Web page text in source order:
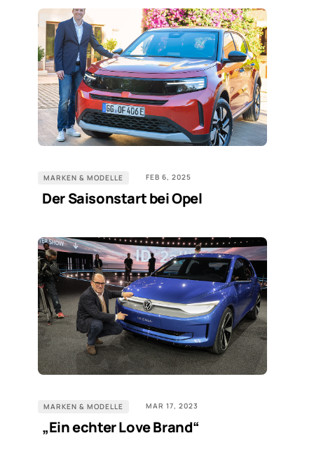
MARKEN & MODELLE FEB 6, 2025
Der Saisonstart bei Opel
MARKEN & MODELLE MAR 17, 2023
„Ein echter Love Brand“